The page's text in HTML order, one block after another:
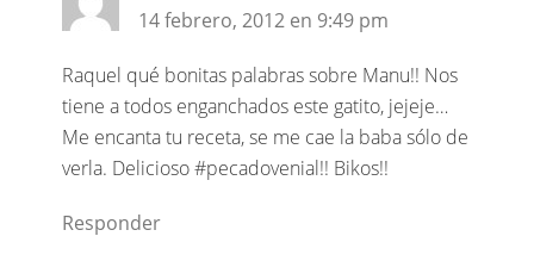
14 febrero, 2012 en 9:49 pm
Raquel qué bonitas palabras sobre Manu!! Nos
tiene a todos enganchados este gatito, jejeje…
Me encanta tu receta, se me cae la baba sólo de
verla. Delicioso #pecadovenial!! Bikos!!
Responder